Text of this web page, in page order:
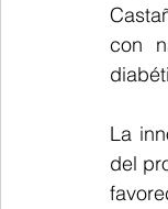
con
La
del